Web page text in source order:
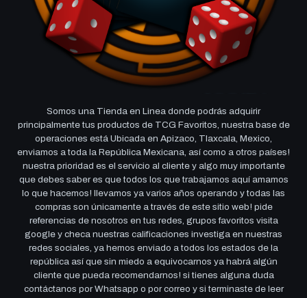
Somos una Tienda en Linea donde podrás adquirir
principalmente tus productos de TCG Favoritos, nuestra base de
operaciones está Ubicada en Apizaco, Tlaxcala, Mexico,
enviamos a toda la República Mexicana, así como a otros países!
nuestra prioridad es el servicio al cliente y algo muy importante
que debes saber es que todos los que trabajamos aquí amamos
lo que hacemos! llevamos ya varios años operando y todas las
compras son únicamente a través de este sitio web! pide
referencias de nosotros en tus redes, grupos favoritos visita
google y checa nuestras calificaciones investiga en nuestras
redes sociales, ya hemos enviado a todos los estados de la
república así que sin miedo a equivocarnos ya habrá algún
cliente que pueda recomendarnos! si tienes alguna duda
contáctanos por Whatsapp o por correo y si terminaste de leer